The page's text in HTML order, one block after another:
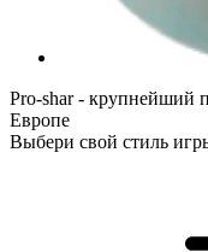
Pro-shar - крупнейший
Европе
Выбери свой стиль